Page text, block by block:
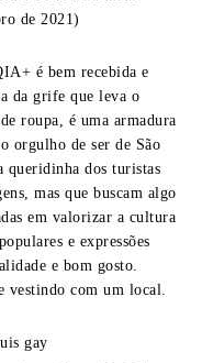
de 2021)
é bem recebida e
da grife que leva o
roupa, é uma armadura
orgulho de ser de São
queridinha dos turistas
mas que buscam algo
em valorizar a cultura
e expressões
e bom gosto.
vestindo com um local.